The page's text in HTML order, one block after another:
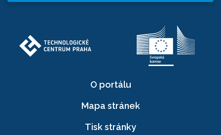
O portálu
Mapa stránek
Tisk stránky